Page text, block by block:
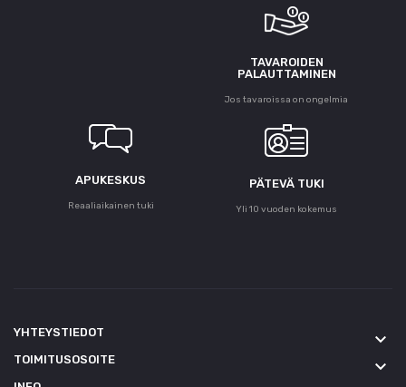
TAVAROIDEN
PALAUTTAMINEN
Jos tavaroissa on ongelmia
APUKESKUS
Reaaliaikainen tuki
PÄTEVÄ TUKI
Yli 10 vuoden kokemus
YHTEYSTIEDOT keyboard_arrow_down
TOIMITUSOSOITE keyboard_arrow_down